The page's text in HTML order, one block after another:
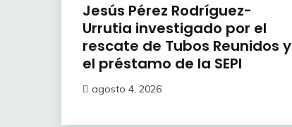
Jesús Pérez Rodríguez-
Urrutia investigado por el
rescate de Tubos Reunidos y
el préstamo de la SEPI
agosto 4, 2026